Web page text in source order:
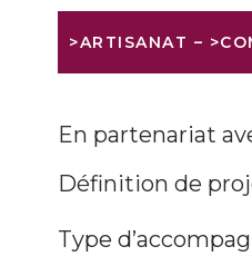
>ARTISANAT –
En partenariat
Définition de
Type